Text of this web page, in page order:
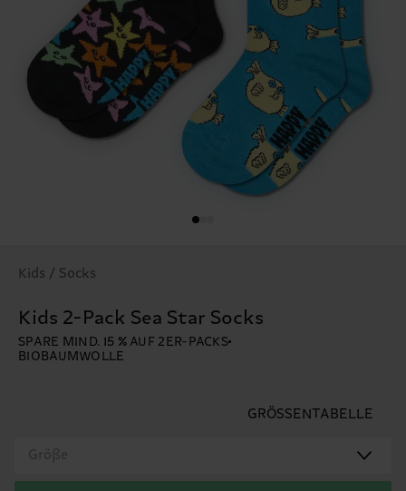
Kids / Socks
Kids 2-Pack Sea Star Socks
SPARE MIND. 15 % AUF 2ER-PACKS
BIOBAUMWOLLE
GRÖSSENTABELLE
Größe